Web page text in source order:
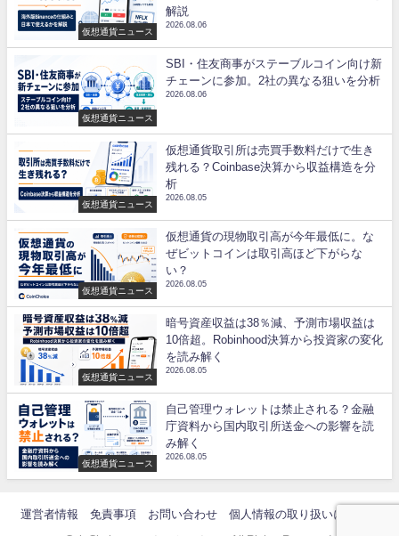
仮想通貨ニュース
解説
2026.08.06
仮想通貨ニュース
SBI・住友商事がステーブルコイン向け新
チェーンに参加。2社の異なる狙いを分析
2026.08.06
仮想通貨ニュース
仮想通貨取引所は売買手数料だけで生き
残れる？Coinbase決算から収益構造を分
析
2026.08.05
仮想通貨ニュース
仮想通貨の現物取引高が今年最低に。な
ぜビットコインは取引高ほど下がらな
い？
2026.08.05
仮想通貨ニュース
暗号資産収益は38％減、予測市場収益は
10倍超。Robinhood決算から投資家の変化
を読み解く
2026.08.05
仮想通貨ニュース
自己管理ウォレットは禁止される？金融
庁資料から国内取引所送金への影響を読
み解く
2026.08.05
運営者情報 免責事項 お問い合わせ 個人情報の取り扱いについて